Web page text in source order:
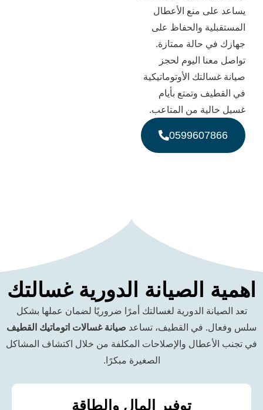
منع الأعطال
والحفاظ على
حالة ممتازة.
اليوم لحجز
الأوتوماتيكية
وتمتع بأيام
من المتاعب.
الصيانة الدورية غسالتك
الدورية لغسالتك أمرًا ضروريًا لضمان عملها بشكل
في القطيف، تساعدصيانة غسالاتاتوماتيكالقطيف
والإصلاحات المكلفة من خلال اكتشاف المشاكل
الصغيرة مبكرًا.
توفير المال والطاقة